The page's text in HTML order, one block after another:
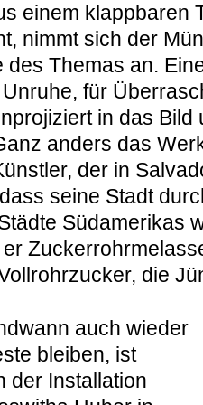
einem klappbaren
nimmt sich der
des Themas an.
für
in das Bild
anders das
der in
seine Stadt
Südamerikas
die
auch wieder
bleiben, ist
der Installation